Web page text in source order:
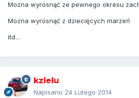
Mozna wyrosnąć ze pewnego okresu
Mozna wyrosnąć z dziecięcych marzeń
itd...
kzielu
Napisano 24 Lutego 2014